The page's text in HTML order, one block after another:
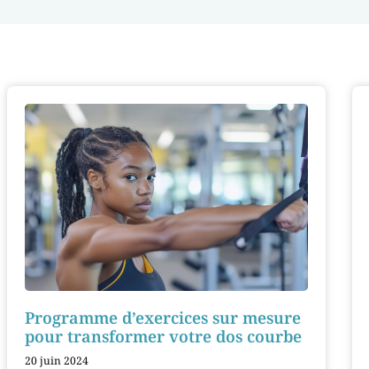
Programme d’exercices sur mesure
pour transformer votre dos courbe
20 juin 2024